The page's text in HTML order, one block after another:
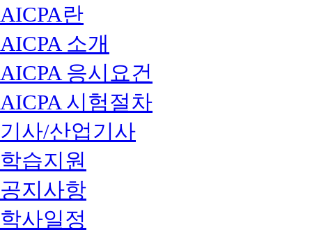
AICPA란
AICPA 소개
AICPA 응시요건
AICPA 시험절차
기사/산업기사
학습지원
공지사항
학사일정